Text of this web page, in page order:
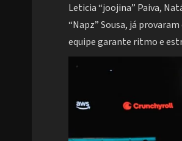
Leticia “joojina” Paiva,
“Napz” Sousa, já
equipe garante ritmo e